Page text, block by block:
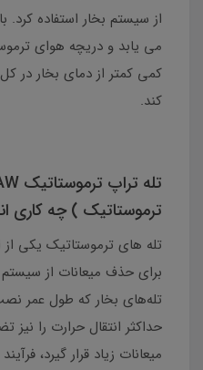
از سیستم بخار استفاده
می یابد و دریچه هوای
کمی کمتر از دمای بخار در
کند.
ترموستاتیک ) چه کاری
تله های ترموستاتیک یکی
برای حذف میعانات از
تله‌های بخار که طول عمر
حداکثر انتقال حرارت را
میعانات زیاد قرار گیرد،